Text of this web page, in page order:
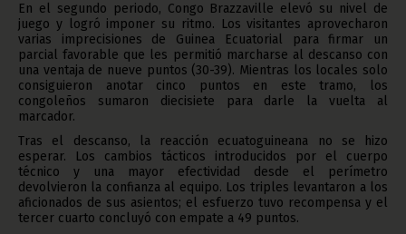
En el segundo periodo, Congo Brazzaville elevó su nivel de
juego y logró imponer su ritmo. Los visitantes aprovecharon
varias imprecisiones de Guinea Ecuatorial para firmar un
parcial favorable que les permitió marcharse al descanso con
una ventaja de nueve puntos (30-39). Mientras los locales solo
consiguieron anotar cinco puntos en este tramo, los
congoleños sumaron diecisiete para darle la vuelta al
marcador.
Tras el descanso, la reacción ecuatoguineana no se hizo
esperar. Los cambios tácticos introducidos por el cuerpo
técnico y una mayor efectividad desde el perímetro
devolvieron la confianza al equipo. Los triples levantaron a los
aficionados de sus asientos; el esfuerzo tuvo recompensa y el
tercer cuarto concluyó con empate a 49 puntos.